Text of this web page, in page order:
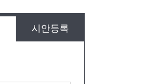
시안등록